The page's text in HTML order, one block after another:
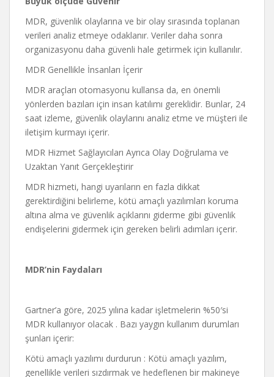
MDR, güvenlik olaylarına ve bir olay sırasında toplanan
verileri analiz etmeye odaklanır. Veriler daha sonra
organizasyonu daha güvenli hale getirmek için kullanılır.
MDR Genellikle İnsanları İçerir
MDR araçları otomasyonu kullansa da, en önemli
yönlerden bazıları için insan katılımı gereklidir. Bunlar, 24
saat izleme, güvenlik olaylarını analiz etme ve müşteri ile
iletişim kurmayı içerir.
MDR Hizmet Sağlayıcıları Ayrıca Olay Doğrulama ve
Uzaktan Yanıt Gerçekleştirir
MDR hizmeti, hangi uyarıların en fazla dikkat
gerektirdiğini belirleme, kötü amaçlı yazılımları koruma
altına alma ve güvenlik açıklarını giderme gibi güvenlik
endişelerini gidermek için gereken belirli adımları içerir.
MDR’nin Faydaları
Gartner’a göre, 2025 yılına kadar işletmelerin %50′si
MDR kullanıyor olacak . Bazı yaygın kullanım durumları
şunları içerir:
Kötü amaçlı yazılımı durdurun : Kötü amaçlı yazılım,
genellikle verileri sızdırmak ve hedeflenen bir makineye